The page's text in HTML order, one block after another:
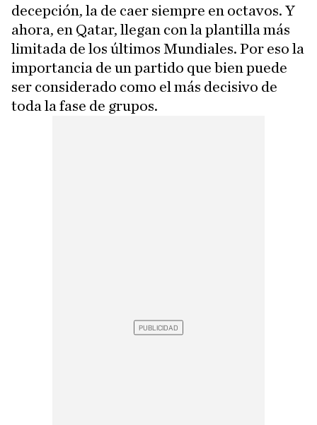
decepción, la de caer siempre en octavos. Y
ahora, en Qatar, llegan con la plantilla más
limitada de los últimos Mundiales. Por eso la
importancia de un partido que bien puede
ser considerado como el más decisivo de
toda la fase de grupos.